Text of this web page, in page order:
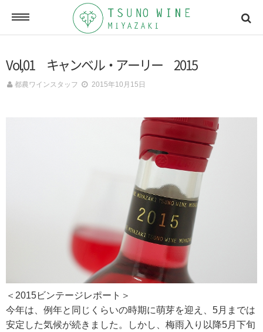
ONLINE SHOP
オンラインショッピング
メールマガジン
アクセスマップ
お問い合わせ
RECRUIT
求人情報
Vol,01 キャンベル・アーリー 2015
都農ワインスタッフ 2015年10月15日
＜2015ビンテージレポート＞
今年は、例年と同じくらいの時期に萌芽を迎え、5月までは
安定した気候が続きました。しかし、梅雨入り以降5月下旬